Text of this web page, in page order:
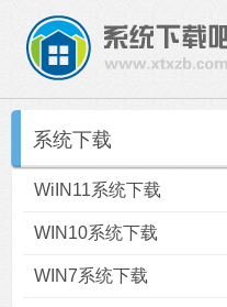
系统下载
WiIN11系统下载
WIN10系统下载
WIN7系统下载